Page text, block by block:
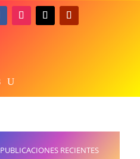
PUBLICACIONES RECIENTES